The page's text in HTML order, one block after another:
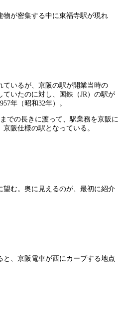
物が密集する中に東福寺駅が現れ
ているが、京阪の駅が開業当時の
ていたのに対し、国鉄（JR）の駅が
年（昭和32年）。
での長きに渡って、駅業務を京阪に
阪仕様の駅となっている。
望む。奥に見えるのが、最初に紹介
と、京阪電車が西にカーブする地点